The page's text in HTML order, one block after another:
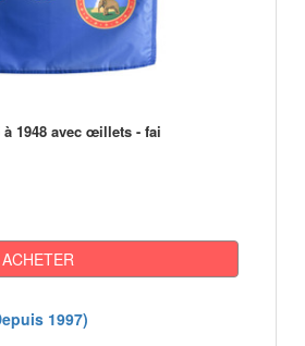
à 1948 avec œillets - fai
ACHETER
1997)